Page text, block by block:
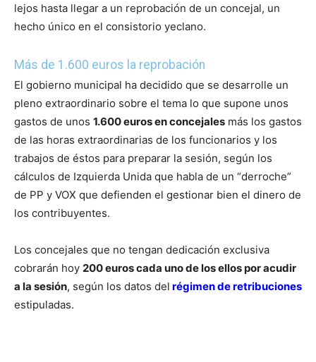
lejos hasta llegar a un reprobación de un concejal, un
hecho único en el consistorio yeclano.
Más de 1.600 euros la reprobación
El gobierno municipal ha decidido que se desarrolle un
pleno extraordinario sobre el tema lo que supone unos
gastos de unos 1.600 euros en concejales más los gastos
de las horas extraordinarias de los funcionarios y los
trabajos de éstos para preparar la sesión, según los
cálculos de Izquierda Unida que habla de un “derroche”
de PP y VOX que defienden el gestionar bien el dinero de
los contribuyentes.
Los concejales que no tengan dedicación exclusiva
cobrarán hoy 200 euros cada uno de los ellos por acudir
a la sesión, según los datos del régimen de retribuciones
estipuladas.